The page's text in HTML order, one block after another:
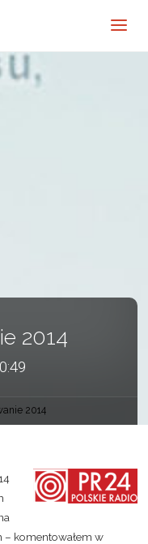
2014
2014
komentowałem w